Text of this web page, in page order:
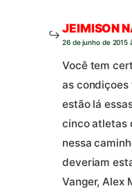
JEIMISON
26 de junho de 2015
Você tem
as condiçoes
estão lá
cinco atletas
nessa
deveriam
Vanger, Alex